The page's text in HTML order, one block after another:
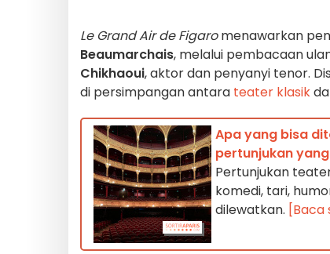
Le Grand Air de Figaromenawarkan
Beaumarchais, melalui pembacaan
Chikhaoui, aktor dan penyanyi tenor.
di persimpangan antara teater klasik
Apa yang bisa
pertunjukan
Pertunjukan
komedi, tari,
dilewatkan. [Baca